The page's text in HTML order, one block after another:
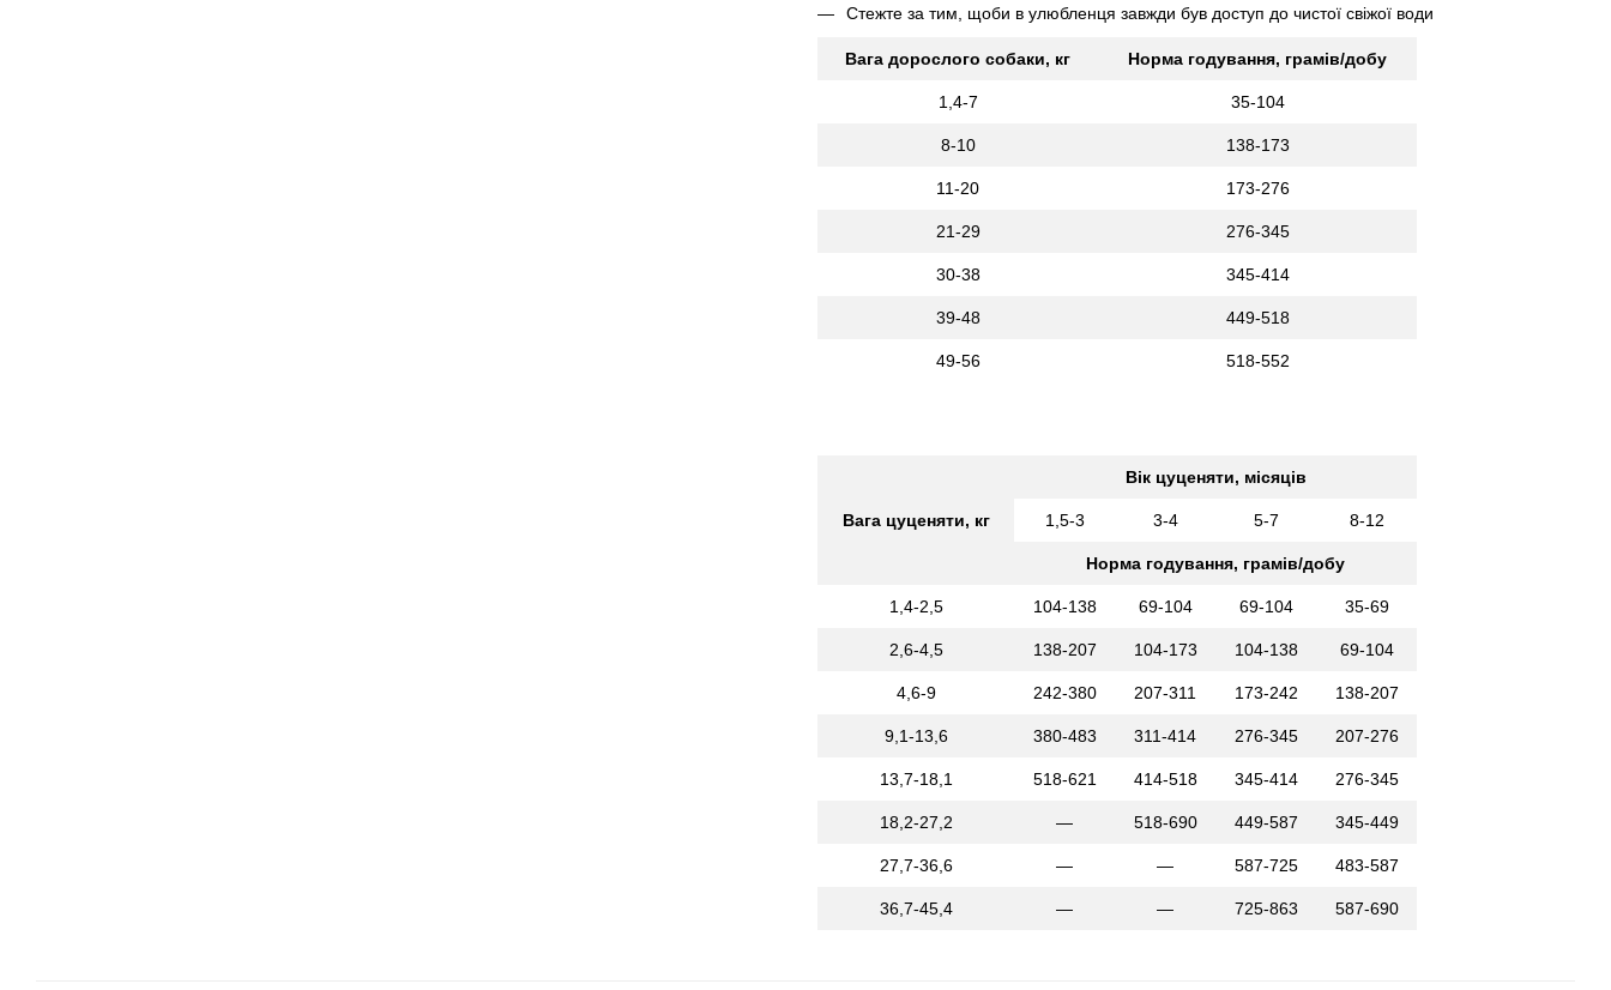
Стежте за тим, щоби в улюбленця завжди був доступ до чистої свіжої води
Вага дорослого собаки, кг Норма годування, грамів/добу
1,4-7 35-104
8-10 138-173
11-20 173-276
21-29 276-345
30-38 345-414
39-48 449-518
49-56 518-552
Вага цуценяти, кг
Вік цуценяти, місяців
1,5-3 3-4 5-7 8-12
Норма годування, грамів/добу
1,4-2,5 104-138 69-104 69-104 35-69
2,6-4,5 138-207 104-173 104-138 69-104
4,6-9 242-380 207-311 173-242 138-207
9,1-13,6 380-483 311-414 276-345 207-276
13,7-18,1 518-621 414-518 345-414 276-345
18,2-27,2 — 518-690 449-587 345-449
27,7-36,6 — — 587-725 483-587
36,7-45,4 — — 725-863 587-690